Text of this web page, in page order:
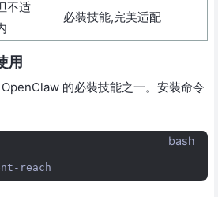
不适
必装技能,完美适配
用
的必装技能之一。安装命令
bash